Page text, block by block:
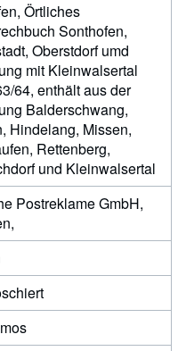
Örtliches
Sonthofen,
Oberstdorf umd
mit Kleinwalsertal
64, enthält aus der
Balderschwang,
Hindelang, Missen,
Rettenberg,
und Kleinwalsertal
Postreklame GmbH,